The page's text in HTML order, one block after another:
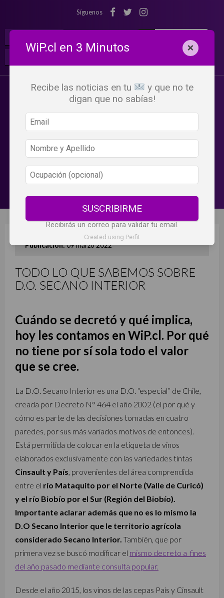
Síguenos
Publicación:09 marzo 2022
TODO LO QUE SABEMOS SOBRE
D.O. SECANO INTERIOR
Cuándo se decretó y qué implica,
hoy les contamos en WiP.cl. Por qué
no tiene por sí sola todo el valor
que se cree.
La D.O. Secano Interior es una D.O. “especial” de Chile,
creada por Decreto N° 464 el año 2002 (el por qué y
cómo es parte de las decisiones tomadas en cuatro
paredes, por sus más variados motivos de entonces).
Está permitida de colocar en la etiqueta de vinos
elaborados exclusivamente con las variedades tintas
Cinsault y País, provenientes del área comprendida
entre el río Mataquito por el Norte (Valle de Curicó)
y el río Biobío por el Sur (Región del Biobío).
Importante aclarar además que no es lo mismo la
D.O Secano Interior que le territorio agrícola
considerado Secano Interior. También, que por
primera vez se buscó modificar el mismo decreto a fines
del año pasado mediante consulta popular.
Desde el año 2015, los vinos de las cepas País y Cinsault
WiP.cl en 3 Minutos ×
Recibe las noticias en tu
y que no te
digan que no sabías!
SUSCRIBIRME
Recibirás un correo para validar tu email.
Created using Perfit